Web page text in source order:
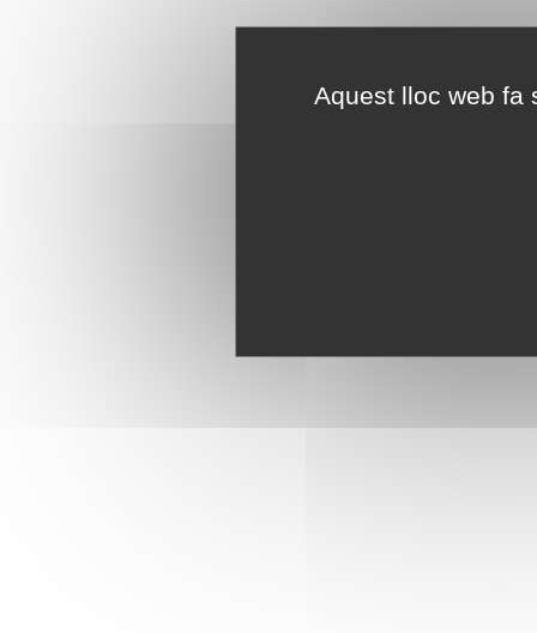
Aquest lloc web fa